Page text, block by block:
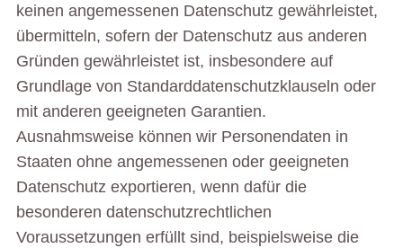
keinen angemessenen Datenschutz gewährleistet,
übermitteln, sofern der Datenschutz aus anderen
Gründen gewährleistet ist, insbesondere auf
Grundlage von Standard­datenschutzklauseln oder
mit anderen geeigneten Garantien.
Ausnahmsweise können wir Personendaten in
Staaten ohne angemessenen oder geeigneten
Datenschutz exportieren, wenn dafür die
besonderen datenschutzrechtlichen
Voraussetzungen erfüllt sind, beispielsweise die